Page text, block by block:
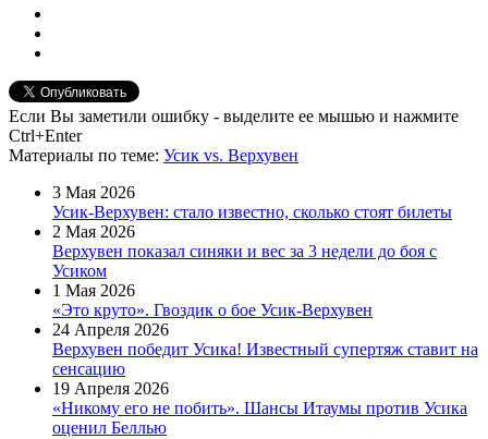
Если Вы заметили ошибку - выделите ее мышью и нажмите
Ctrl+Enter
Материалы по теме: Усик vs. Верхувен
3 Мая 2026
Усик-Верхувен: стало известно, сколько стоят билеты
2 Мая 2026
Верхувен показал синяки и вес за 3 недели до боя с
Усиком
1 Мая 2026
«Это круто». Гвоздик о бое Усик-Верхувен
24 Апреля 2026
Верхувен победит Усика! Известный супертяж ставит на
сенсацию
19 Апреля 2026
«Никому его не побить». Шансы Итаумы против Усика
оценил Беллью